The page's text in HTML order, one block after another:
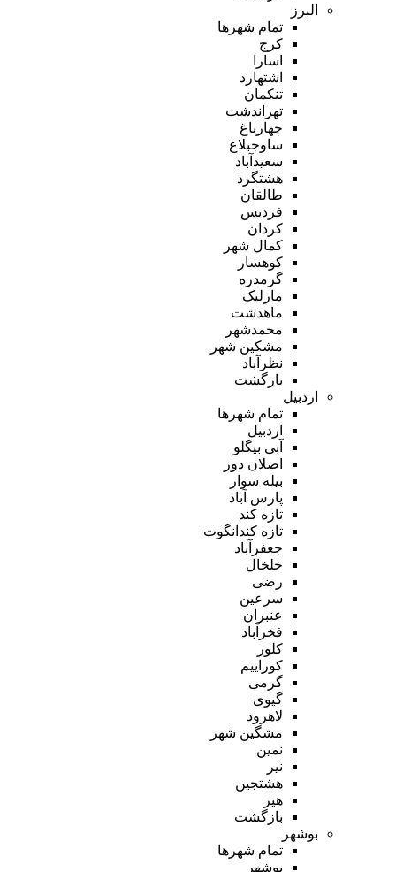
البرز
تمام شهر‌ها
کرج
اسارا
اشتهارد
تنکمان
تهراندشت
چهارباغ
ساوجبلاغ
سعیدآباد
هشتگرد
طالقان
فردیس
کردان
کمال شهر
کوهسار
گرمدره
مارلیک
ماهدشت
محمدشهر
مشکین شهر
نظرآباد
بازگشت
اردبیل
تمام شهر‌ها
اردبیل
آبی بیگلو
اصلان دوز
بیله سوار
پارس آباد
تازه کند
تازه کندانگوت
جعفرآباد
خلخال
رضی
سرعین
عنبران
فخرآباد
کلور
کوراییم
گرمی
گیوی
لاهرود
مشگین شهر
نمین
نیر
هشتجین
هیر
بازگشت
بوشهر
تمام شهر‌ها
بوشهر